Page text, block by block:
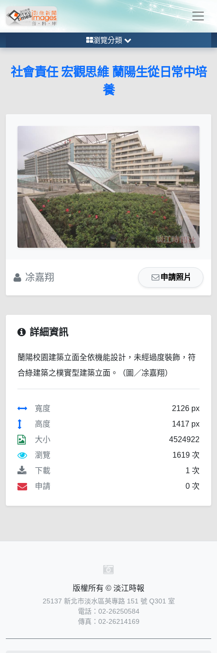
瀏覽分類
社會責任 宏觀思維 蘭陽生從日常中培
養
凃嘉翔 申請照片
詳細資訊
蘭陽校園建築立面全依機能設計，未經過度裝飾，符
合綠建築之樸實型建築立面。（圖／凃嘉翔）
寬度
2126 px
高度
1417 px
大小
4524922
瀏覽
1619 次
下載
1 次
申請
0 次
版權所有 © 淡江時報
25137 新北市淡水區英專路 151 號 Q301 室
電話：02-26250584
傳真：02-26214169